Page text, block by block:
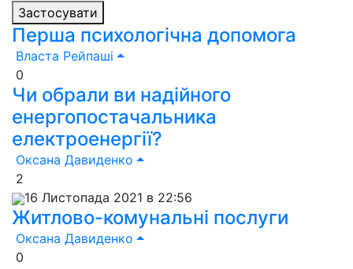
Застосувати
Перша психологічна допомога
Власта Рейпаші
0
Чи обрали ви надійного
енергопостачальника
електроенергії?
Оксана Давиденко
2
16 Листопада 2021 в 22:56
Житлово-комунальні послуги
Оксана Давиденко
0